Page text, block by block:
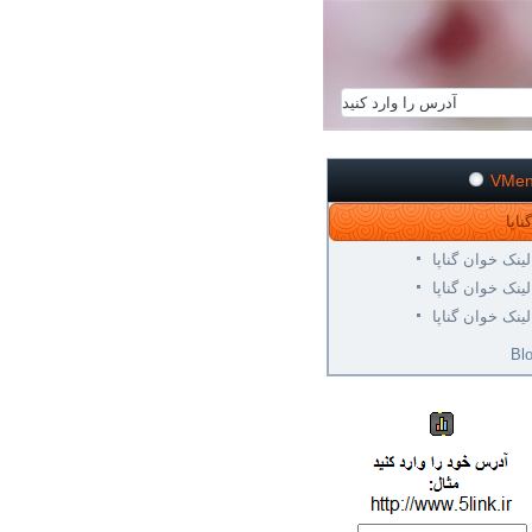
لینک خوان گناپا
لینک خوان گناپا
لینک خوان گناپا